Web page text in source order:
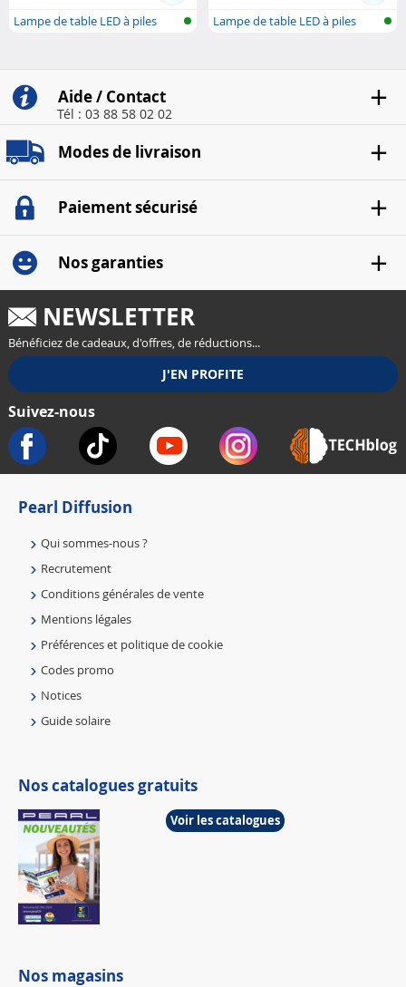
Lampe de table LED à piles
Lampe de table LED à piles
Aide / Contact
Tél : 03 88 58 02 02
Modes de livraison
Paiement sécurisé
Nos garanties
NEWSLETTER
Bénéficiez de cadeaux, d'offres, de réductions...
Suivez-nous
Pearl Diffusion
Qui sommes-nous ?
Recrutement
Conditions générales de vente
Mentions légales
Préférences et politique de cookie
Codes promo
Notices
Guide solaire
Nos catalogues gratuits
Voir les catalogues
Nos magasins